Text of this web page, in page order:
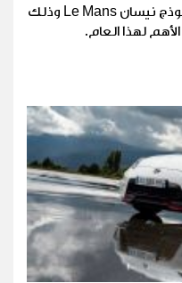
لا يتوقف الناس عن التحدث عن نموذج نيسان Le Mans وذلك
لهذا العام.